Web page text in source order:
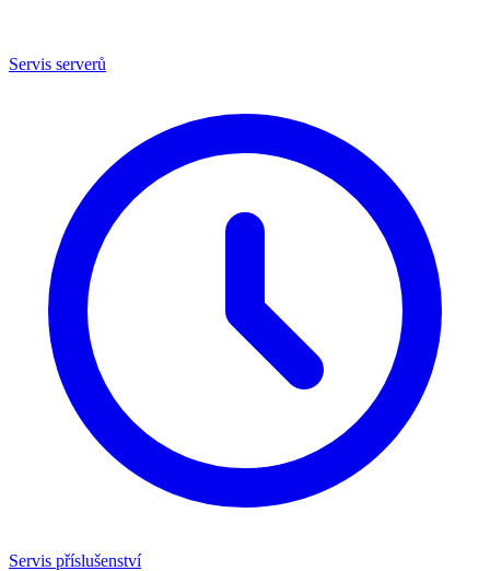
Servis serverů
Servis příslušenství